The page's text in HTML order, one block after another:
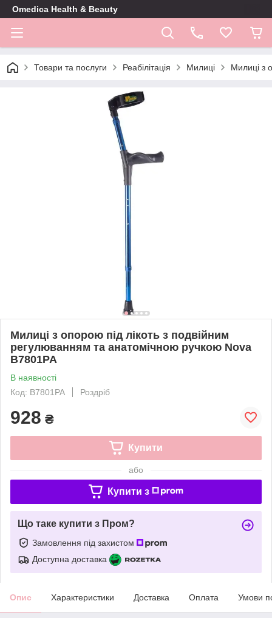
Omedica Health & Beauty
Товари та послуги Реабілітація Милиці Милиці з
Милиці з опорою під лікоть з подвійним
регулюванням та анатомічною ручкою Nova
B7801PA
В наявності
Код: B7801PA
Роздріб
928 ₴
Купити
або
Купити з
Що таке купити з Пром?
Замовлення під захистом
Доступна доставка
Опис Характеристики Доставка Оплата Умови